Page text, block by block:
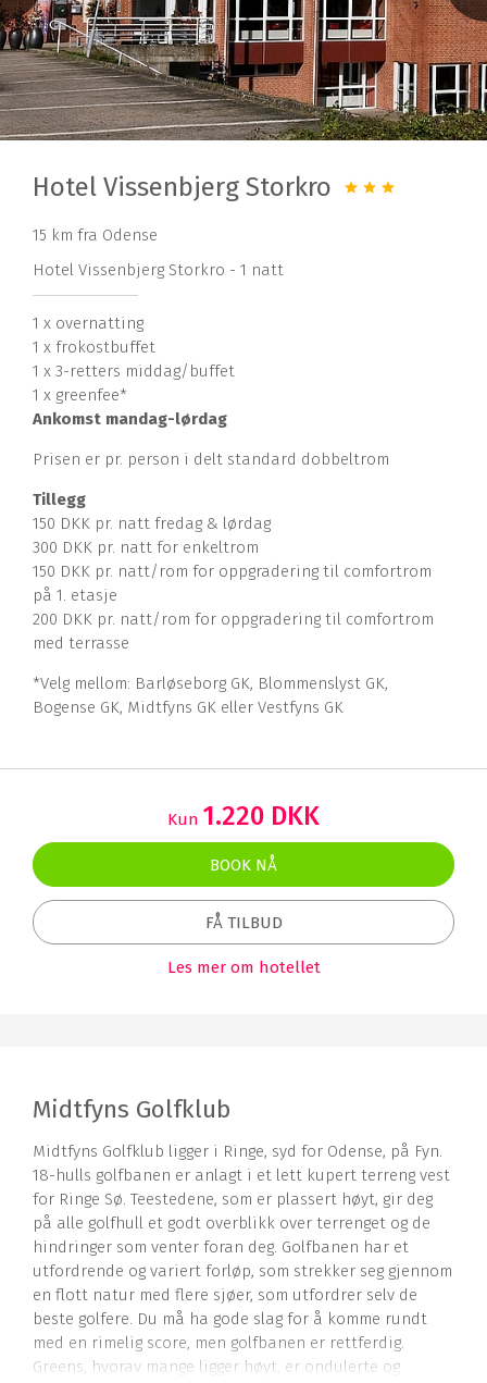
Hotel Vissenbjerg Storkro
15 km fra Odense
Hotel Vissenbjerg Storkro - 1 natt
1 x overnatting
1 x frokostbuffet
1 x 3-retters middag/buffet
1 x greenfee*
Ankomst mandag-lørdag
Prisen er pr. person i delt standard dobbeltrom
Tillegg
150 DKK pr. natt fredag & lørdag
300 DKK pr. natt for enkeltrom
150 DKK pr. natt/rom for oppgradering til comfortrom
på 1. etasje
200 DKK pr. natt/rom for oppgradering til comfortrom
med terrasse
*Velg mellom: Barløseborg GK, Blommenslyst GK,
Bogense GK, Midtfyns GK eller Vestfyns GK
Kun 1.220 DKK
BOOK NÅ
FÅ TILBUD
Les mer om hotellet
Midtfyns Golfklub
Midtfyns Golfklub ligger i Ringe, syd for Odense, på Fyn.
18-hulls golfbanen er anlagt i et lett kupert terreng vest
for Ringe Sø. Teestedene, som er plassert høyt, gir deg
på alle golfhull et godt overblikk over terrenget og de
hindringer som venter foran deg. Golfbanen har et
utfordrende og variert forløp, som strekker seg gjennom
en flott natur med flere sjøer, som utfordrer selv de
beste golfere. Du må ha gode slag for å komme rundt
med en rimelig score, men golfbanen er rettferdig.
Greens, hvorav mange ligger høyt, er ondulerte og